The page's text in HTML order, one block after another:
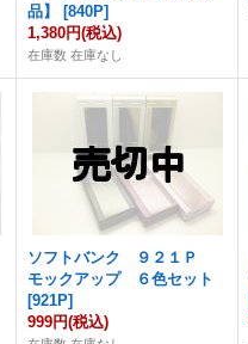
品】
[840P]
1,380円(税込)
在庫数 在庫なし
ソフトバンク ９２１Ｐ
モックアップ ６色セット
[921P]
999円(税込)